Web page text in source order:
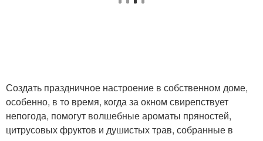
Создать праздничное настроение в собственном доме,
особенно, в то время, когда за окном свирепствует
непогода, помогут волшебные ароматы пряностей,
цитрусовых фруктов и душистых трав, собранные в